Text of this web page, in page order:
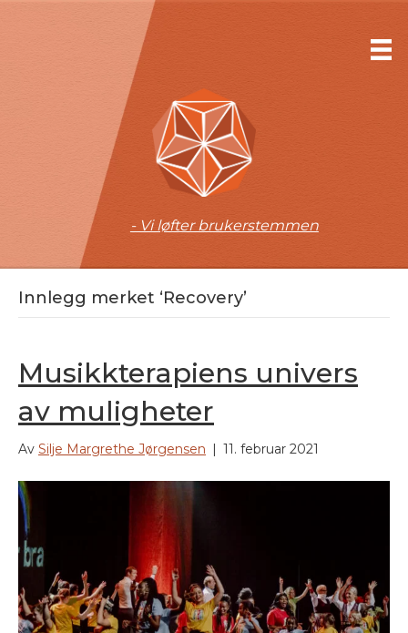
- Vi løfter brukerstemmen
Innlegg merket ‘Recovery’
Musikkterapiens univers
av muligheter
Av Silje Margrethe Jørgensen | 11. februar 2021